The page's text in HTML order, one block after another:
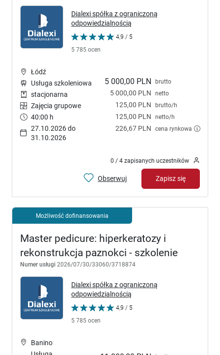
Dialexi spółka z ograniczoną
odpowiedzialnością
4,9 / 5
5 785 ocen
5 000,00 PLN brutto
5 000,00 PLN netto
125,00 PLN brutto/h
125,00 PLN netto/h
226,67 PLN cena rynkowa
Łódź
Usługa szkoleniowa
stacjonarna
Zajęcia grupowe
40:00 h
27.10.2026 do
31.10.2026
0 / 4 zapisanych uczestników
Obserwuj Zapisz się
Możliwość dofinansowania
Master pedicure: hiperkeratozy i
rekonstrukcja paznokci - szkolenie
Numer usługi 2026/07/30/33060/3718874
Dialexi spółka z ograniczoną
odpowiedzialnością
4,9 / 5
5 785 ocen
Banino